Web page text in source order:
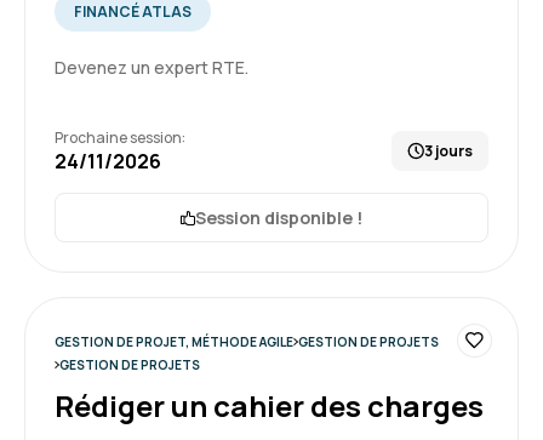
5
Bonne expérience, avec un outil qui fonctionne
Scrum Developer PSD)
Très bonne formation, assez complète et
permettant de comprendre et assimiler le
SCRUM sous un angle moins contraignat que
ce qui est habituellement exposé/presenté.
FINANCÉ ATLAS
Devenez un expert RTE.
Prochaine session:
24/11/2026 3 jours
Session disponible !
GESTION DE PROJET, MÉTHODE AGILE GESTION DE PROJETS
GESTION DE PROJETS
Rédiger un cahier des charges